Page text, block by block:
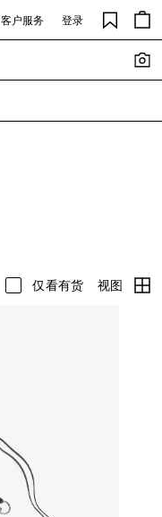
客户服务 登录
仅看有货 视图